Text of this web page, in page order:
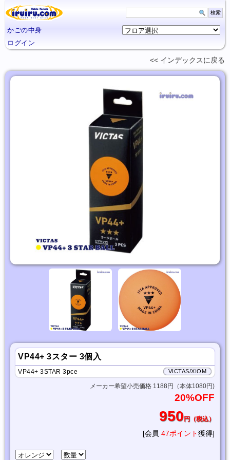
かごの中身
ログイン
インデックスに 戻る
VP44+ 3スター 3個入
VICTAS/XIOM
VP44+ 3STAR 3pce
メーカー希望小売価格 1188円（本体1080円)
20%OFF
950円（税込）
[会員 47ポイント獲得]